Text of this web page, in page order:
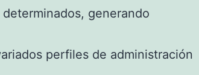
generando
perfiles de administración